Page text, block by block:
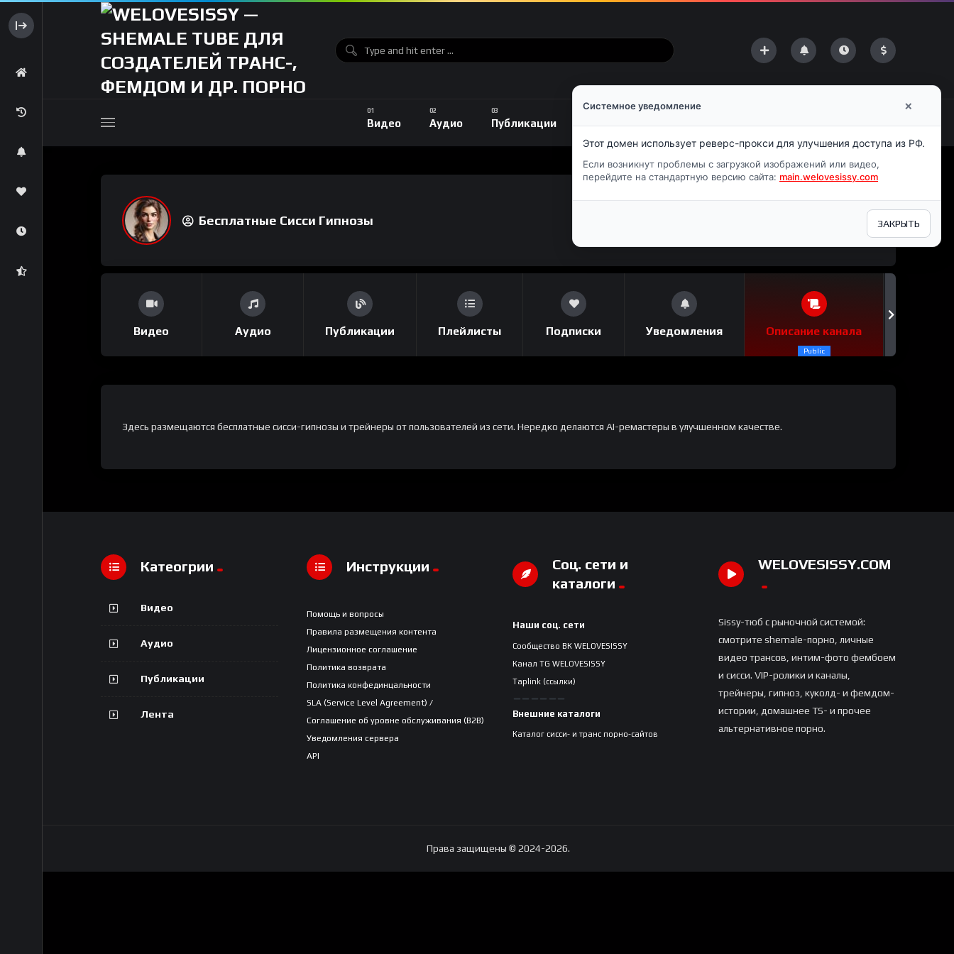
Видео Аудио Публикации
Бесплатные Сисси Гипнозы
Видео Аудио Публикации Плейлисты Подписки Уведомления Описание канала
Public
Здесь размещаются бесплатные сисси-гипнозы и трейнеры от пользователей из сети. Нередко делаются AI-ремастеры в улучшенном качестве.
Катеогрии
Видео
Аудио
Публикации
Лента
Инструкции
Помощь и вопросы
Правила размещения контента
Лицензионное соглашение
Политика возврата
Политика конфединцальности
SLA (Service Level Agreement) /
Соглашение об уровне обслуживания (B2B)
Уведомления сервера
API
Соц. сети и
каталоги
Наши соц. сети
Сообщество ВК WELOVESISSY
Канал TG WELOVESISSY
Taplink (ссылки)
Внешние каталоги
Каталог сисси- и транс порно-сайтов
WELOVESISSY.COM
Sissy-тюб с рыночной системой:
смотрите shemale-порно, личные
видео трансов, интим-фото фембоем
и сисси. VIP-ролики и каналы,
трейнеры, гипноз, куколд- и фемдом-
истории, домашнее TS- и прочее
альтернативное порно.
Права защищены © 2024-2026.
Системное уведомление ×
Этот домен использует реверс-прокси для улучшения доступа из РФ.
Если возникнут проблемы с загрузкой изображений или видео,
перейдите на стандартную версию сайта: main.welovesissy.com
ЗАКРЫТЬ